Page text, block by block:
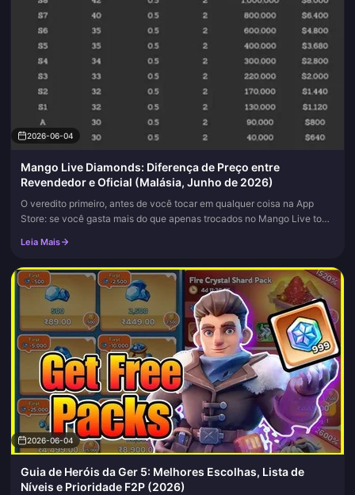
2026-06-04
Mango Live Diamonds: Diferença de Preço entre
Revendedor e Oficial (Malásia, Junho de 2026)
O veredito primeiro, antes de você tocar em qualquer coisa na App
Store: se você gasta mais do que apenas trocados no Mango Live todo
Leia Mais
2026-06-04
Guia de Heróis da Ger 5: Melhores Escolhas, Lista de
Níveis e Prioridade F2P (2026)